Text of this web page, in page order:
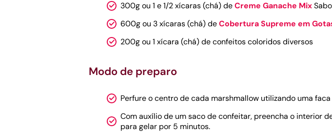
300g ou 1 e 1/2 xícaras (chá) deCreme Ganache Mix
600g ou 3 xícaras (chá) deCobertura Supreme em
200g ou 1 xícara (chá) de confeitos coloridos diversos
Modo de preparo
Perfure o centro de cada marshmallow utilizando uma
Com auxílio de um saco de confeitar, preencha o interior
para gelar por 5 minutos.